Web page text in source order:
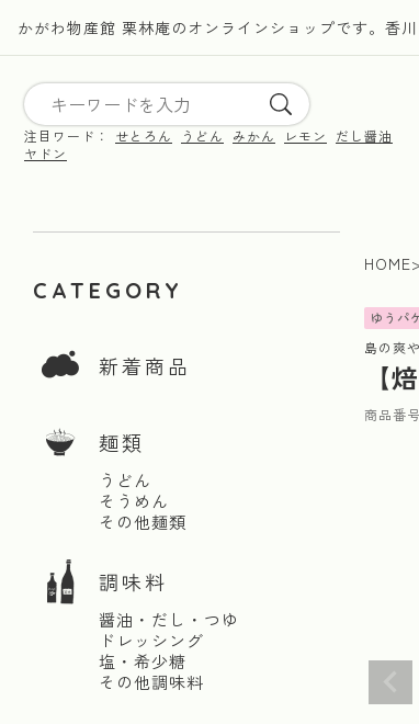
かがわ物産館 栗林庵のオンラインショップです。香
注目ワード： せとろん うどん みかん レモン
だし醤油
ヤドン
CATEGORY
新着商品
麺類
うどん
そうめん
その他麺類
調味料
醤油・だし・つゆ
ドレッシング
塩・希少糖
その他調味料
HOME
ゆうパ
島の爽
【
商品番号